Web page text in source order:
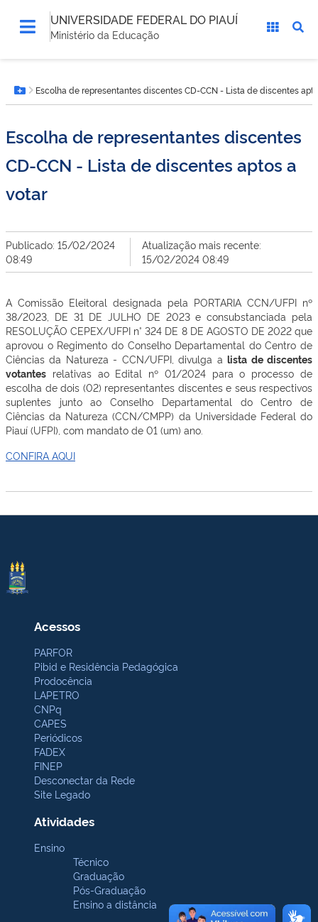
UNIVERSIDADE FEDERAL DO PIAUÍ
Ministério da Educação
está
aqui:Botão Menu
Escolha de representantes discentes CD-CCN - Lista de discentes
Escolha de representantes discentes
CD-CCN - Lista de discentes aptos a
votar
Publicado: 15/02/2024
08:49
Atualização mais recente:
15/02/2024 08:49
A Comissão Eleitoral designada pela PORTARIA CCN/UFPI nº
38/2023, DE 31 DE JULHO DE 2023 e consubstanciada pela
RESOLUÇÃO CEPEX/UFPI n° 324 DE 8 DE AGOSTO DE 2022 que
aprovou o Regimento do Conselho Departamental do Centro de
Ciências da Natureza - CCN/UFPI, divulga alista de discentes
votantes relativas ao Edital nº 01/2024 para o processo de
escolha de dois (02) representantes discentes e seus respectivos
suplentes junto ao Conselho Departamental do Centro de
Ciências da Natureza (CCN/CMPP) da Universidade Federal do
Piauí (UFPI), com mandato de 01 (um) ano.
CONFIRA AQUI
Acessos
PARFOR
Pibid e Residência Pedagógica
Prodocência
LAPETRO
CNPq
CAPES
Periódicos
FADEX
FINEP
Desconectar da Rede
Site Legado
Atividades
Ensino
Técnico
Graduação
Pós-Graduação
Ensino a distância